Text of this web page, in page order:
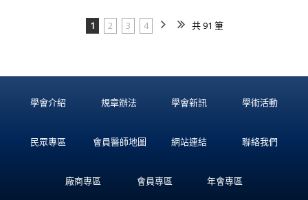
1 2 3 4 共 91 筆
學會介紹 規章辦法 學會新訊 學術活動
民眾專區 會員醫師地圖 網站連結 聯絡我們
廠商專區 會員專區 年會專區